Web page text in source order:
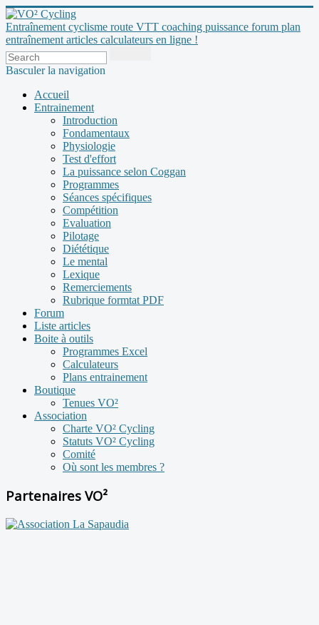
Entraînement cyclisme route VTT coaching puissance forum plan
entraînement articles calculateurs en ligne !
Basculer la navigation
Accueil
Entrainement
Introduction
Fondamentaux
Physiologie
Test d'effort
La puissance selon Coggan
Programmes
Séances spécifiques
Compétition
Evaluation
Pilotage
Diététique
Le mental
Lexique
Remerciements
Rubrique formtat PDF
Forum
Liste articles
Boite à outils
Programmes Excel
Calculateurs
Plans entrainement
Boutique
Tenues VO²
Association
Charte VO² Cycling
Statuts VO² Cycling
Comité
Où sont les membres ?
Partenaires VO²